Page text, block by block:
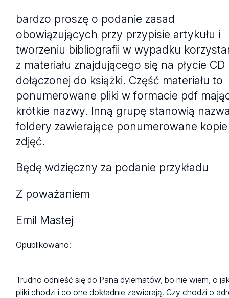
bardzo proszę o podanie zasad
obowiązujących przy przypisie artykułu i
tworzeniu bibliografii w wypadku
z materiału znajdującego się na płycie CD
dołączonej do książki. Część materiału to
ponumerowane pliki w formacie pdf
krótkie nazwy. Inną grupę stanowią
foldery zawierające ponumerowane kopie
zdjęć.
Będę wdzięczny za podanie przykładu
Z poważaniem
Emil Mastej
Opublikowano:
Trudno odnieść się do Pana dylematów, bo nie wiem, o
pliki chodzi i co one dokładnie zawierają. Czy chodzi o